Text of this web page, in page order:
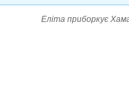
Еліта приборкує